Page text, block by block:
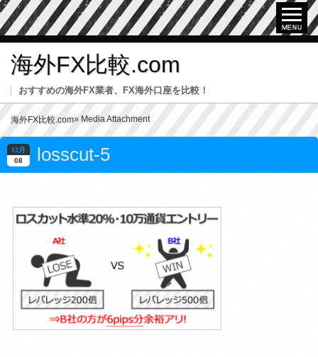
海外FX比較.com
おすすめの海外FX業者、FX海外口座を比較！
海外FX比較.com» Media Attachment
12月
08 losscut-5